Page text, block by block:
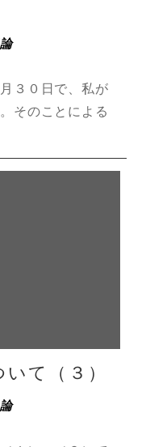
３０日で、私が
そのことによる
て（３）